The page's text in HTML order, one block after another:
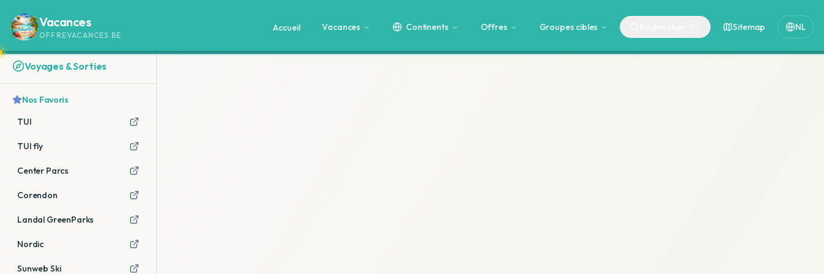
Vacances
OFFREVACANCES.BE
Accueil Vacances Continents Offres Groupes cibles Sitemap NL
Voyages & Sorties
Nos Favoris
TUI
TUI fly
Center Parcs
Corendon
Landal GreenParks
Nordic
Sunweb Ski